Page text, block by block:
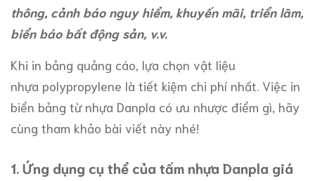
thông, cảnh báo nguy hiểm, khuyến mãi, triển lãm,
biển báo bất động sản, v.v.
Khi in bảng quảng cáo, lựa chọn vật liệu
nhựa polypropylene là tiết kiệm chi phí nhất. Việc in
biển bảng từ nhựa Danpla có ưu nhược điểm gì, hãy
cùng tham khảo bài viết này nhé!
1. Ứng dụng cụ thể của tấm nhựa Danpla giá